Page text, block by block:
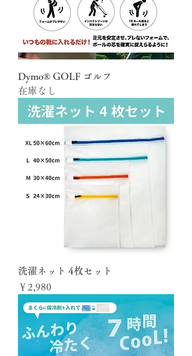
Dymo® GOLF ゴルフ
在庫なし
洗濯ネット 4枚セット
価格
￥2,980